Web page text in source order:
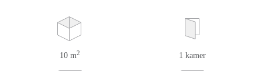
10 m2 1 kamer